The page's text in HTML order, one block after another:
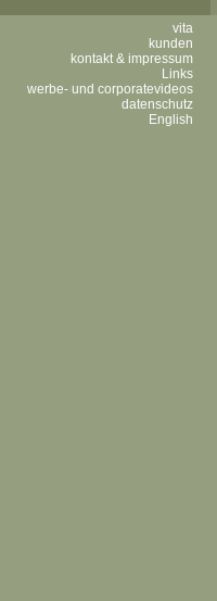
vita
kunden
kontakt & impressum
Links
werbe- und corporatevideos
datenschutz
English